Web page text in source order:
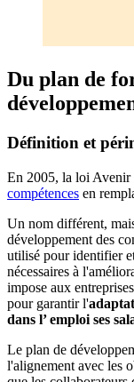
Du plan de
Définition et
En 2005, la loi Avenir
compétences en
Un nom différent,
développement des
utilisé pour identifier
nécessaires à
impose aux
pour garantir l'
dans l’ emploi ses
Le plan de
l'alignement avec les